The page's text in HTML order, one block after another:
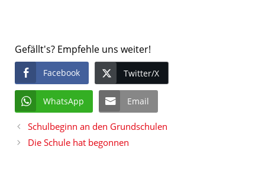
Gefällt's? Empfehle uns weiter!
Facebook Twitter/X
WhatsApp Email
Schulbeginn an den Grundschulen
Die Schule hat begonnen